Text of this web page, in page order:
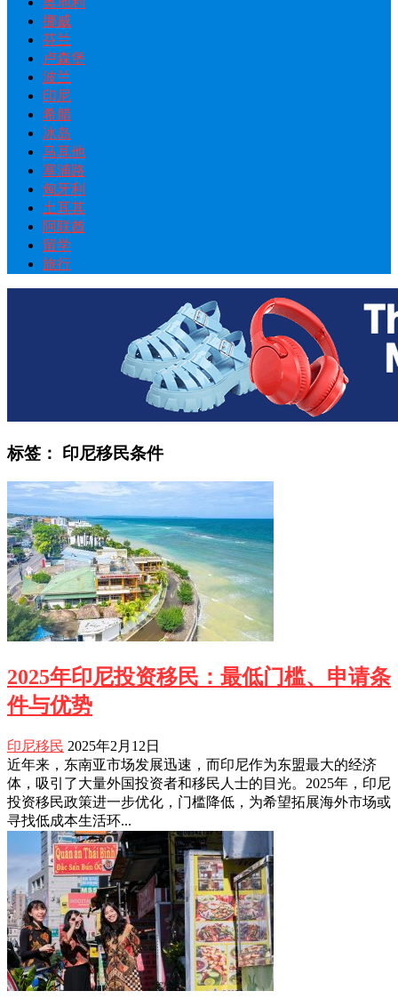
挪威
芬兰
卢森堡
波兰
印尼
希腊
冰岛
马耳他
塞浦路
匈牙利
土耳其
阿联酋
留学
旅行
标签： 印尼移民条件
2025年印尼投资移民：最低门槛、申请条
件与优势
印尼移民 2025年2月12日
近年来，东南亚市场发展迅速，而印尼作为东盟最大的经济
体，吸引了大量外国投资者和移民人士的目光。2025年，印尼
投资移民政策进一步优化，门槛降低，为希望拓展海外市场或
寻找低成本生活环...